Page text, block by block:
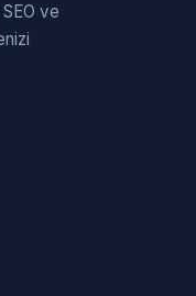
ve